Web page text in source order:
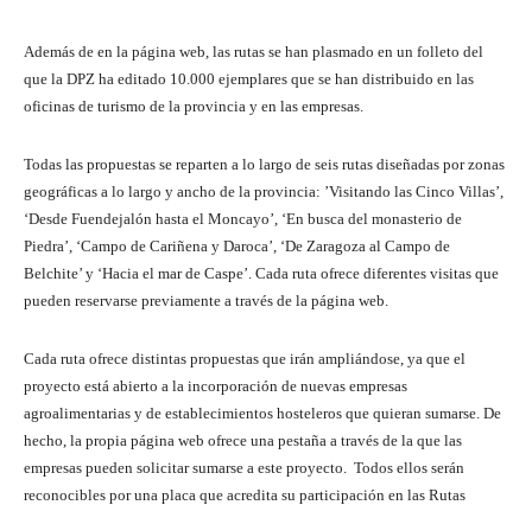
Además de en la página web, las rutas se han plasmado en un folleto del
que la DPZ ha editado 10.000 ejemplares que se han distribuido en las
oficinas de turismo de la provincia y en las empresas.
Todas las propuestas se reparten a lo largo de seis rutas diseñadas por zonas
geográficas a lo largo y ancho de la provincia: ’Visitando las Cinco Villas’,
‘Desde Fuendejalón hasta el Moncayo’, ‘En busca del monasterio de
Piedra’, ‘Campo de Cariñena y Daroca’, ‘De Zaragoza al Campo de
Belchite’ y ‘Hacia el mar de Caspe’. Cada ruta ofrece diferentes visitas que
pueden reservarse previamente a través de la página web.
Cada ruta ofrece distintas propuestas que irán ampliándose, ya que el
proyecto está abierto a la incorporación de nuevas empresas
agroalimentarias y de establecimientos hosteleros que quieran sumarse. De
hecho, la propia página web ofrece una pestaña a través de la que las
empresas pueden solicitar sumarse a este proyecto. Todos ellos serán
reconocibles por una placa que acredita su participación en las Rutas